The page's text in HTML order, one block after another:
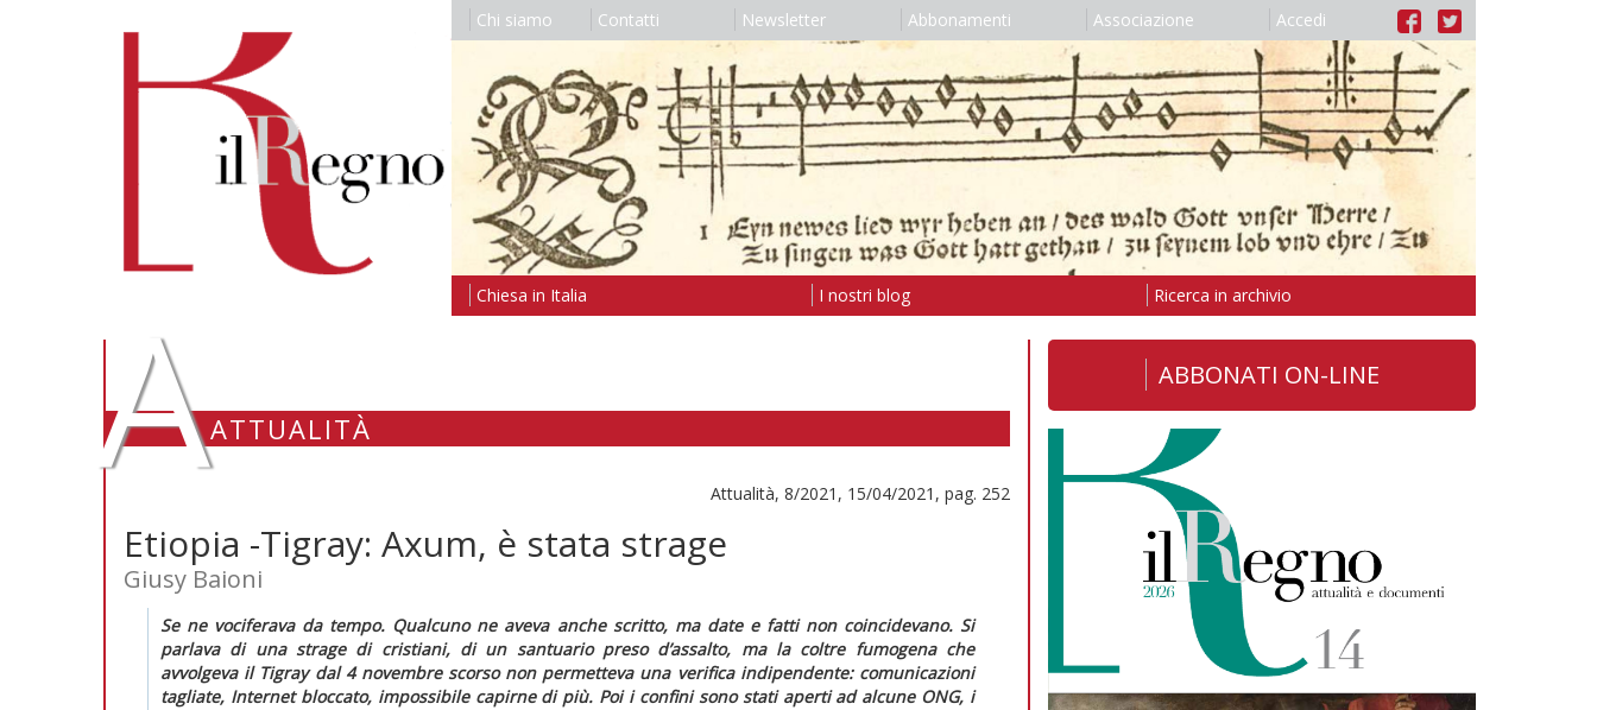
Chi siamo Contatti Newsletter Abbonamenti Associazione Accedi
Chiesa in Italia I nostri blog Ricerca in archivio
AATTUALITÀ
Attualità, 8/2021, 15/04/2021, pag. 252
Etiopia -Tigray: Axum, è stata strage
Giusy Baioni
Se ne vociferava da tempo. Qualcuno ne aveva anche scritto, ma date e fatti non coincidevano. Si
parlava di una strage di cristiani, di un santuario preso d’assalto, ma la coltre fumogena che
avvolgeva il Tigray dal 4 novembre scorso non permetteva una verifica indipendente: comunicazioni
tagliate, Internet bloccato, impossibile capirne di più. Poi i confini sono stati aperti ad alcune ONG, i
ABBONATI ON-LINE